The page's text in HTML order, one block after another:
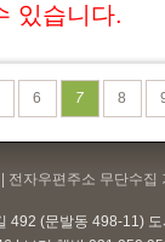
있습니다.
6 7 8
| 전자우편주소 무단수집
492 (문발동 498-11)